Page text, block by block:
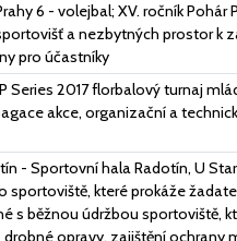
6 - volejbal; XV. ročník Pohár
a nezbytných prostor k
pro účastníky
Series 2017 florbalový turnaj
akce, organizační a
- Sportovní hala Radotín, U
sportoviště, které prokáže
s běžnou údržbou sportoviště,
opravy, zajištění ochrany